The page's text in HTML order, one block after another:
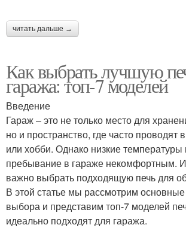
читать дальше →
Как выбрать лучшую
гаража: топ-7 моделей
Введение
Гараж – это не только место для
но и пространство, где часто проводят
или хобби. Однако низкие температуры
пребывание в гараже некомфортным.
важно выбрать подходящую печь для
В этой статье мы рассмотрим основные
выбора и представим топ-7 моделей
идеально подходят для гаража.